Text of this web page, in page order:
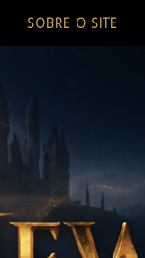
SOBRE O SITE